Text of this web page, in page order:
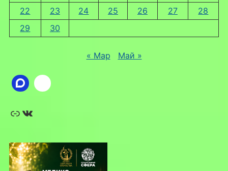
22
23 24 25 26 27
28
29
30
« Мар Май »
Ссылка